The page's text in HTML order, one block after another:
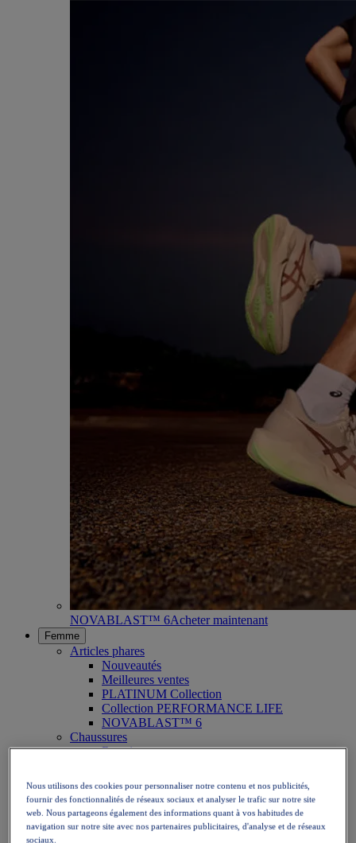
NOVABLAST™ 6Acheter maintenant
Femme
Articles phares
Nouveautés
Meilleures ventes
PLATINUM Collection
Collection PERFORMANCE LIFE
NOVABLAST™ 6
Chaussures
Running
Tennis
Volley
Handball
Padel
Nous utilisons des cookies pour personnaliser notre contenu et nos publicités,
fournir des fonctionnalités de réseaux sociaux et analyser le trafic sur notre site
web. Nous partageons également des informations quant à vos habitudes de
navigation sur notre site avec nos partenaires publicitaires, d'analyse et de réseaux
sociaux.